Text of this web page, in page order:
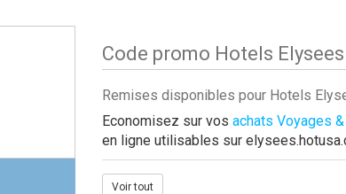
Code promo Hotels
Remises disponibles pour Hotels
Economisez sur vos achats Voyages
en ligne utilisables sur
Voir tout